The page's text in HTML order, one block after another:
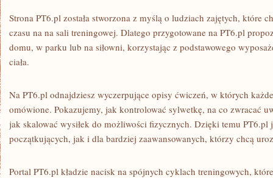
Strona PT6.pl została stworzona z myślą o ludziach zajętych, które
czasu na na sali treningowej. Dlatego przygotowane na PT6.pl
domu, w parku lub na siłowni, korzystając z podstawowego
ciała.
Na PT6.pl odnajdziesz wyczerpujące opisy ćwiczeń, w których
omówione. Pokazujemy, jak kontrolować sylwetkę, na co zwracać
jak skalować wysiłek do możliwości fizycznych. Dzięki temu PT6.pl
początkujących, jak i dla bardziej zaawansowanych, którzy chcą
Portal PT6.pl kładzie nacisk na spójnych cyklach treningowych,